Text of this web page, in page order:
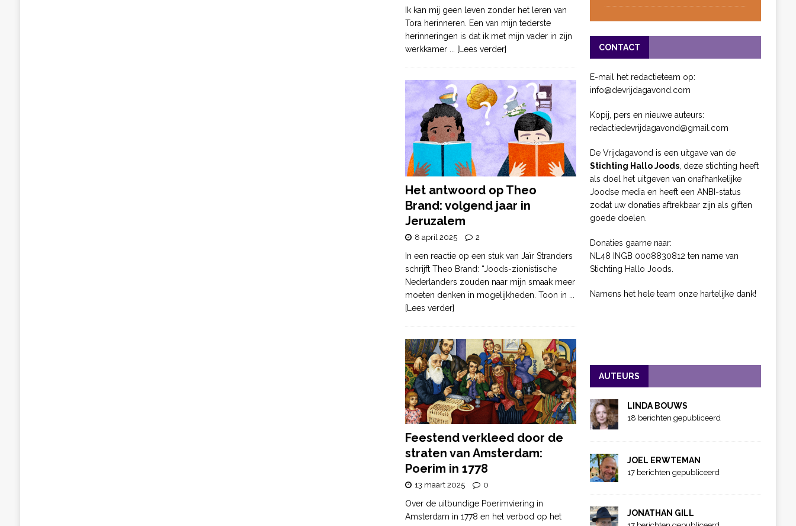
Ik kan mij geen leven zonder het leren van
Tora herinneren. Een van mijn tederste
herinneringen is dat ik met mijn vader in zijn
werkkamer ... [Lees verder]
Het antwoord op Theo
Brand: volgend jaar in
Jeruzalem
8 april 2025 2
In een reactie op een stuk van Jaïr Stranders
schrijft Theo Brand: “Joods-zionistische
Nederlanders zouden naar mijn smaak meer
moeten denken in mogelijkheden. Toon in
[Lees verder]
Feestend verkleed door de
straten van Amsterdam:
Poerim in 1778
13 maart 2025 0
Over de uitbundige Poerimviering in
Amsterdam in 1778 en het verbod op het
CONTACT
E-mail het redactieteam op:
info@devrijdagavond.com
Kopij, pers en nieuwe auteurs:
redactiedevrijdagavond@gmail.com
De Vrijdagavond is een uitgave van de
Stichting Hallo Joods, deze stichting heeft
als doel het uitgeven van onafhankelijke
Joodse media en heeft een ANBI-status
zodat uw donaties aftrekbaar zijn als giften
goede doelen.
Donaties gaarne naar:
NL48 INGB 0008830812 ten name van
Stichting Hallo Joods.
Namens het hele team onze hartelijke dank!
AUTEURS
LINDA BOUWS
18 berichten gepubliceerd
JOEL ERWTEMAN
17 berichten gepubliceerd
JONATHAN GILL